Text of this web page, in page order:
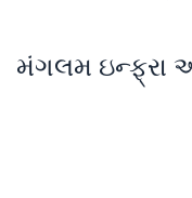
મંગલમ ઇન્ફ્રા